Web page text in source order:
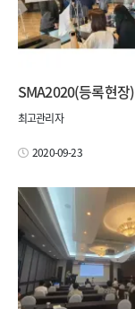
SMA2020(등록현장)
최고관리자
2020-09-23